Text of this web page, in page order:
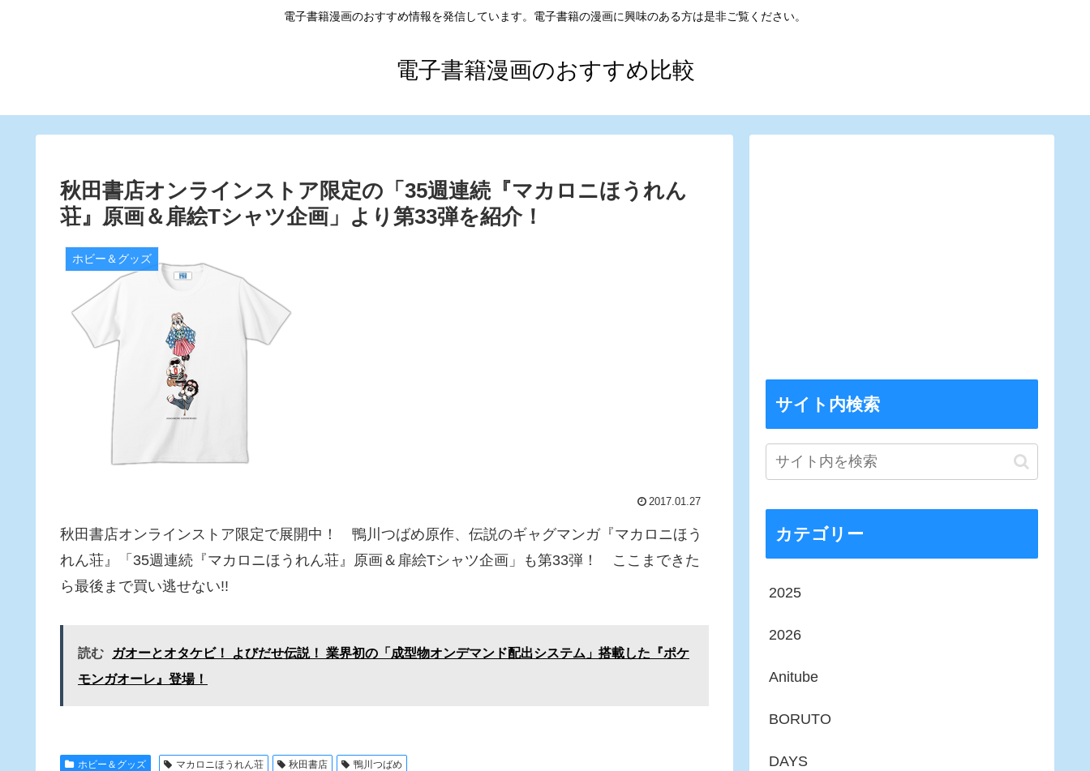
電子書籍漫画のおすすめ情報を発信しています。電子書籍の漫画に興味のある方は是非ご覧ください。
電子書籍漫画のおすすめ比較
秋田書店オンラインストア限定の「35週連続『マカロニほうれん
荘』原画＆扉絵Tシャツ企画」より第33弾を紹介！
ホビー＆グッズ
2017.01.27
秋田書店オンラインストア限定で展開中！ 鴨川つばめ原作、伝説のギャグマンガ『マカロニほう
れん荘』「35週連続『マカロニほうれん荘』原画＆扉絵Tシャツ企画」も第33弾！ ここまできた
ら最後まで買い逃せない!!
読む
ガオーとオタケビ！ よびだせ伝説！ 業界初の「成型物オンデマンド配出システム」搭載した『ポケ
モンガオーレ』登場！
ホビー＆グッズ マカロニほうれん荘 秋田書店 鴨川つばめ
サイト内検索
カテゴリー
2025
2026
Anitube
BORUTO
DAYS